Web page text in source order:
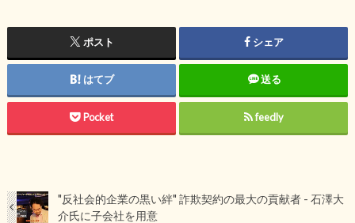
ポスト シェア
はてブ 送る
Pocket feedly
"反社会的企業の黒い絆" 詐欺契約の最大の貢献者 - 石澤大
介氏に子会社を用意